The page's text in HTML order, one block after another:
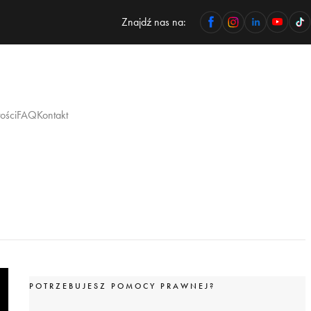
Znajdź nas na:
FAQKontakt
POTRZEBUJESZ POMOCY PRAWNEJ?